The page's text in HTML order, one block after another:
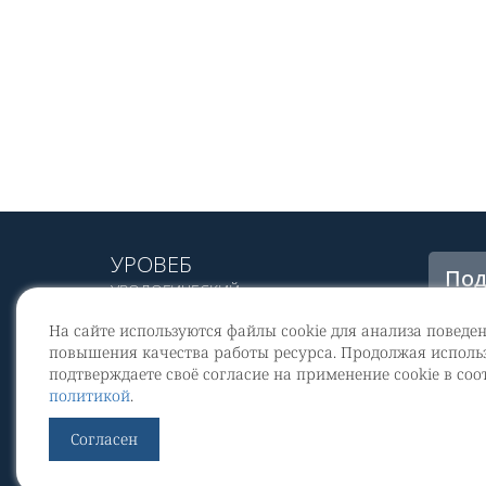
На сайте используются файлы cookie для анализа
повышения качества работы ресурса. Продолжая
подтверждаете своё согласие на применение cookie в
политикой.
Согласен
УРОВЕБ
УРОЛОГИЧЕСКИЙ
© 2002 - 2026
МЕДИАКИТ 2023